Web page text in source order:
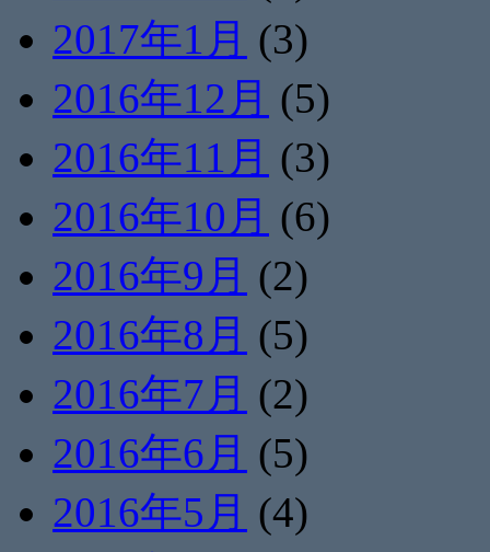
2017年1月 (3)
2016年12月 (5)
2016年11月 (3)
2016年10月 (6)
2016年9月 (2)
2016年8月 (5)
2016年7月 (2)
2016年6月 (5)
2016年5月 (4)